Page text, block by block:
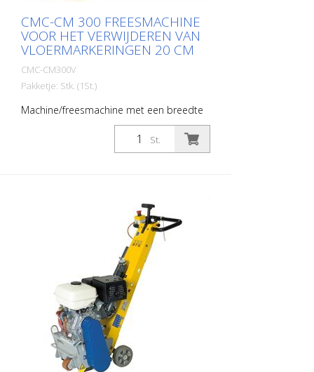
CMC-CM 300 FREESMACHINE
VOOR HET VERWIJDEREN VAN
VLOERMARKERINGEN 20 CM
CMC-CM300V
Pakketje: Stk. (1St.)
Machine/freesmachine met een breedte
van 20 cm voor het verwijderen van weg-
en vloermarkeringen. Met eenvoudige
handgrepen kunt u de trommel
hoogteverstelling - automatische
uitschakeling wanneer de bediener zijn
hand van de handgreep neemt -
Greephoogte individueel instelbaar -
gemakkelijk herspannen van de tandriem
St.